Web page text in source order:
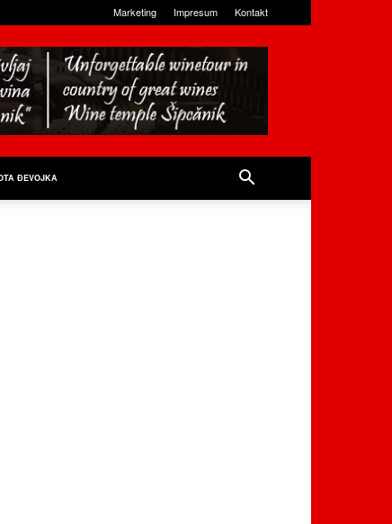
Marketing Impresum Kontakt
ĐEVOJKA